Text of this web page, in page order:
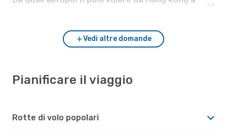
Vedi altre domande
Pianificare il viaggio
Rotte di volo popolari